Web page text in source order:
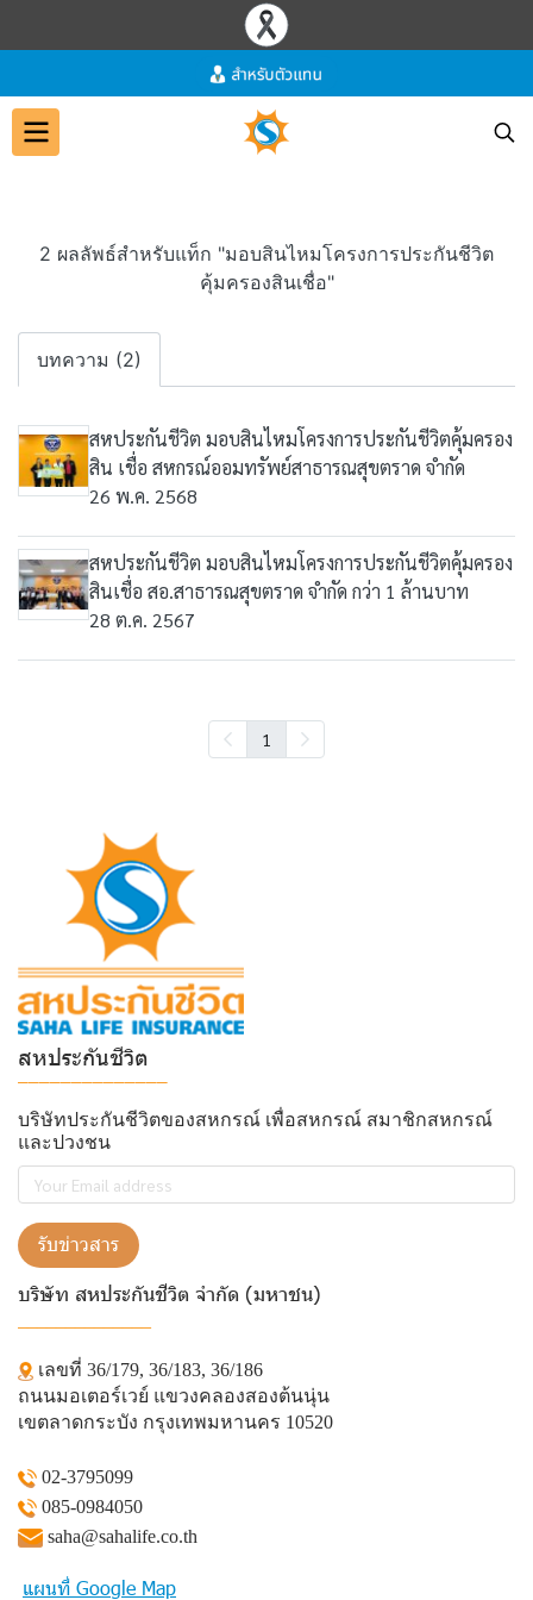
2 ผลลัพธ์สำหรับแท็ก "มอบสินไหมโครงการประกันชีวิต
คุ้มครองสินเชื่อ"
บทความ (2)
สหประกันชีวิต มอบสินไหมโครงการประกันชีวิตคุ้มครอง
สิน เชื่อ สหกรณ์ออมทรัพย์สาธารณสุขตราด จำกัด
26 พ.ค. 2568
สหประกันชีวิต มอบสินไหมโครงการประกันชีวิตคุ้มครอง
สินเชื่อ สอ.สาธารณสุขตราด จำกัด กว่า 1 ล้านบาท
28 ต.ค. 2567
1
สหประกันชีวิต
บริษัทประกันชีวิตของสหกรณ์ เพื่อสหกรณ์ สมาชิกสหกรณ์
และปวงชน
รับข่าวสาร
บริษัท สหประกันชีวิต จำกัด (มหาชน)
เลขที่ 36/179, 36/183, 36/186
ถนนมอเตอร์เวย์ แขวงคลองสองต้นนุ่น
เขตลาดกระบัง กรุงเทพมหานคร 10520
02-3795099
085-0984050
saha@sahalife.co.th
แผนที่ Google Map